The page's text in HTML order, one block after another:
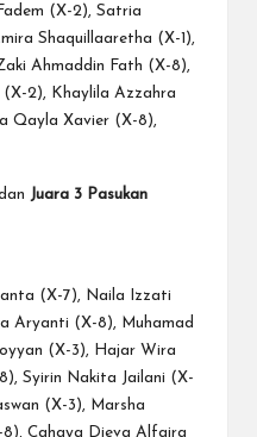
(X-2), Satria
Shaquillaaretha (X-1),
Ahmaddin Fath (X-8),
(X-2), Khaylila Azzahra
Qayla Xavier (X-8),
Juara 3 Pasukan
(X-7), Naila Izzati
Aryanti (X-8), Muhamad
(X-3), Hajar Wira
Syirin Nakita Jailani (X-
(X-3), Marsha
Cahaya Dieva Alfaira